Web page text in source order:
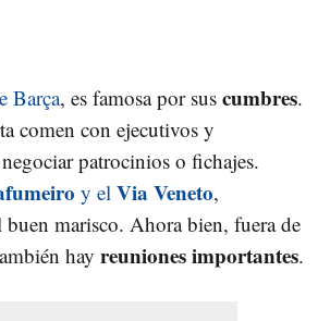
Barça, es famosa por sus cumbres.
comen con ejecutivos y
negociar patrocinios o fichajes.
y el Via Veneto,
buen marisco. Ahora bien, fuera de
hay reuniones importantes.